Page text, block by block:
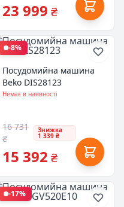
23 999 ₴
-8%
Посудомийна машина
Beko DIS28123
Немає в наявності
16 731
₴
Знижка
1 339 ₴
15 392 ₴
-17%